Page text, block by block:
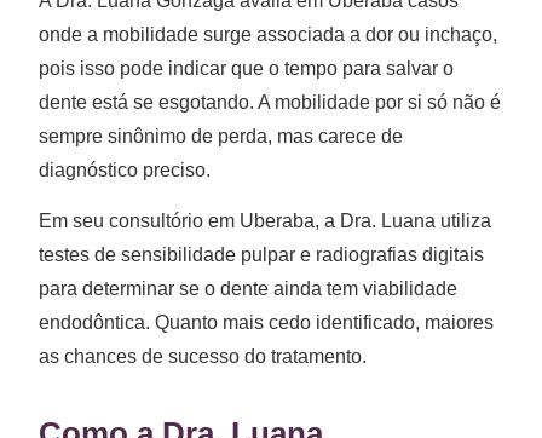
onde a mobilidade surge associada a dor ou inchaço,
pois isso pode indicar que o tempo para salvar o
dente está se esgotando. A mobilidade por si só não é
sempre sinônimo de perda, mas carece de
diagnóstico preciso.
Em seu consultório em Uberaba, a Dra. Luana utiliza
testes de sensibilidade pulpar e radiografias digitais
para determinar se o dente ainda tem viabilidade
endodôntica. Quanto mais cedo identificado, maiores
as chances de sucesso do tratamento.